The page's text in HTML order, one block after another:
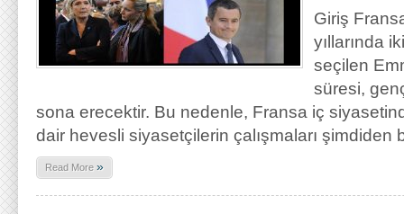
Giriş
yıllarında
seçilen
süresi,
sona erecektir. Bu nedenle, Fransa iç
dair hevesli siyasetçilerin çalışmaları şimdiden
Read More »